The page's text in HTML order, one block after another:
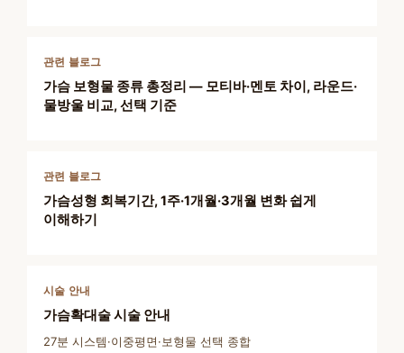
관련 블로그
가슴 보형물 종류 총정리 — 모티바·멘토 차이, 라운드·
물방울 비교, 선택 기준
관련 블로그
가슴성형 회복기간, 1주·1개월·3개월 변화 쉽게
이해하기
시술 안내
가슴확대술 시술 안내
27분 시스템·이중평면·보형물 선택 종합